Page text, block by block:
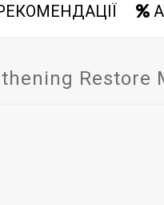
Restore